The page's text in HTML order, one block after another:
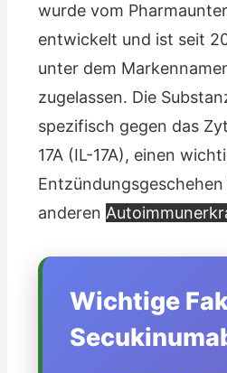
wurde vom
entwickelt und ist seit
unter dem
zugelassen. Die
spezifisch gegen das
17A (IL-17A), einen
Entzündungsgeschehen
anderen
Wichtige